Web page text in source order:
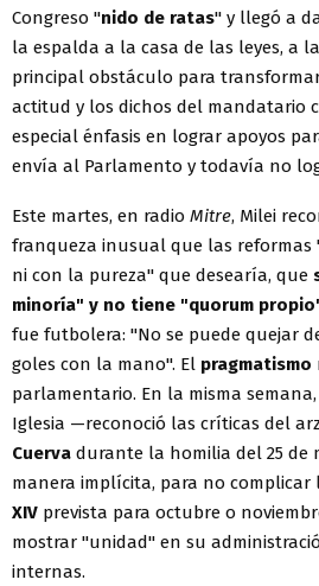
Congreso "nido de ratas" y llegó a
la espalda a la casa de las leyes, a
principal obstáculo para
actitud y los dichos del mandatario
especial énfasis en lograr apoyos
envía al Parlamento y todavía no
Este martes, en radio Mitre, Milei
franqueza inusual que las reformas
ni con la pureza" que desearía, que
minoría" y no tiene "quorum
fue futbolera: "No se puede quejar
goles con la mano". El pragmatismo
parlamentario. En la misma
Iglesia —reconoció las críticas del
Cuerva durante la homilia del 25 de
manera implícita, para no complicar
XIV prevista para octubre o
mostrar "unidad" en su
internas.